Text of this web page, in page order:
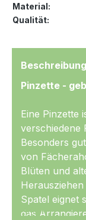
Material:
Qualität:
Beschreibung
Pinzette -
Eine Pinzette
verschiedene
Besonders
von
Blüten und
Spatel eignet
das
Mehr